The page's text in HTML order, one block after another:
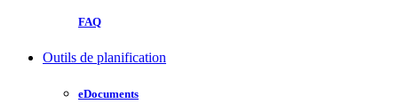
FAQ
Outils de planification
eDocuments